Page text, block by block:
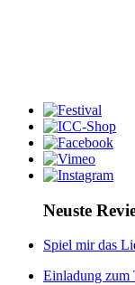
Neuste
Spiel mir das
Einladung zum